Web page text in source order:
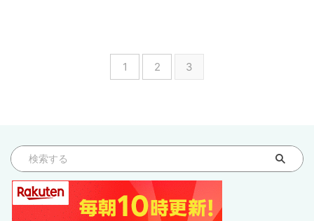
1 2 3